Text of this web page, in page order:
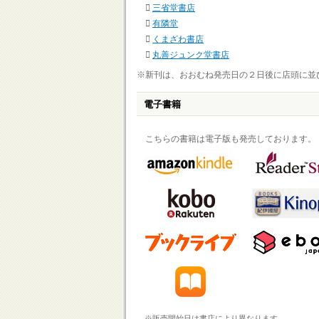
三省堂書店
有隣堂
くまざわ書店
丸善ジュンク堂書店
※新刊は、おおむね発売日の２日後に店頭に並
電子書籍
こちらの書籍は電子版も発売しております。